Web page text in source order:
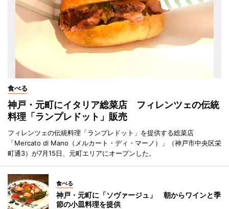
食べる
神戸・元町にイタリア総菜店 フィレンツェの伝統
料理「ランプレドット」販売
フィレンツェの伝統料理「ランプレドット」を提供する総菜店
「Mercato di Mano（メルカート・ディ・マーノ）」（神戸市中央区栄
町通3）が7月15日、元町エリアにオープンした。
食べる
神戸・元町に「ソヴァージュ」 朝からワインと季
節の小皿料理を提供